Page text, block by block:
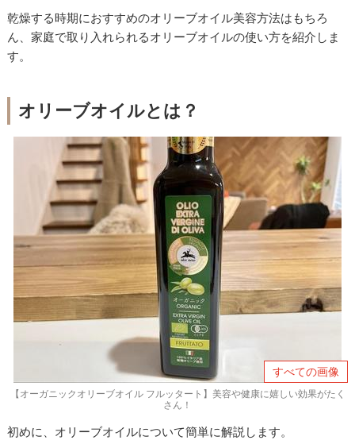
乾燥する時期におすすめのオリーブオイル美容方法はもちろ
ん、家庭で取り入れられるオリーブオイルの使い方を紹介しま
す。
オリーブオイルとは？
すべての画像
【オーガニックオリーブオイル フルッタート】美容や健康に嬉しい効果がたく
さん！
初めに、オリーブオイルについて簡単に解説します。